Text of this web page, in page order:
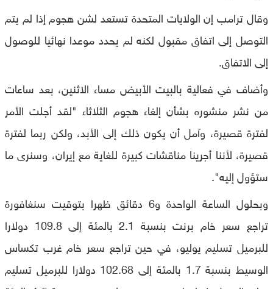
وقال ترامب إن الولايات المتحدة تستعد لشن هجوم إذا لم يتم
التوصل إلى اتفاق مقبول لكنه لم يحدد موعدا نهائيا للوصول
إلى الاتفاق.
وأضاف في فعالية بالبيت الأبيض مساء الاثنين، بعد ساعات
من نشر منشوره بشأن إلغاء هجوم الثلاثاء "لقد أجلت الأمر
لفترة قصيرة، وآمل أن يكون ذلك إلى الأبد، ولكن ربما لفترة
قصيرة، لأننا أجرينا مناقشات كبيرة للغاية مع إيران، وسنرى ما
ستؤول إليه".
وبحلول الساعة الواحدة و6 دقائق ظهرا بتوقيت سنغافورة
تراجع سعر خام برنت بنسبة 2.1 بالمئة إلى 109.8 دولارا
للبرميل تسليم يوليو، في حين تراجع سعر خام غرب تكساس
الوسيط بنسبة 1.7 بالمئة إلى 102.68 دولارا للبرميل تسليم